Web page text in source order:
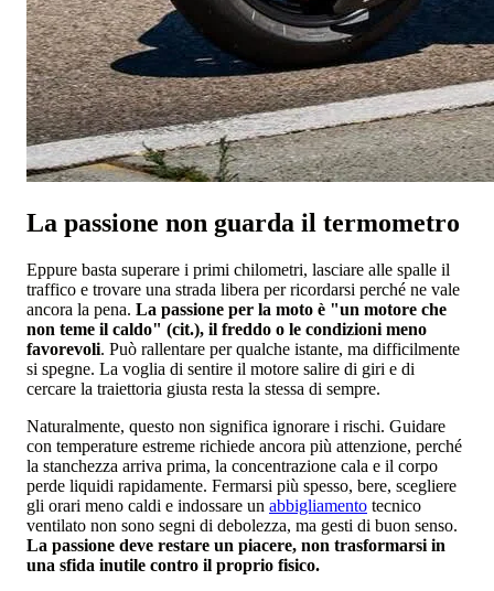
La passione non guarda il termometro
Eppure basta superare i primi chilometri, lasciare alle spalle il
traffico e trovare una strada libera per ricordarsi perché ne vale
ancora la pena. La passione per la moto è "un motore che
non teme il caldo" (cit.), il freddo o le condizioni meno
favorevoli. Può rallentare per qualche istante, ma difficilmente
si spegne. La voglia di sentire il motore salire di giri e di
cercare la traiettoria giusta resta la stessa di sempre.
Naturalmente, questo non significa ignorare i rischi. Guidare
con temperature estreme richiede ancora più attenzione, perché
la stanchezza arriva prima, la concentrazione cala e il corpo
perde liquidi rapidamente. Fermarsi più spesso, bere, scegliere
gli orari meno caldi e indossare un abbigliamento tecnico
ventilato non sono segni di debolezza, ma gesti di buon senso.
La passione deve restare un piacere, non trasformarsi in
una sfida inutile contro il proprio fisico.